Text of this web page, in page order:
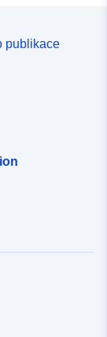
88u/dataset/
publikace